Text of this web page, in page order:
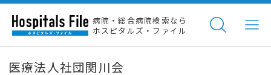
病院・総合病院検索なら
ホスピタルズ・ファイル
医療法人社団関川会